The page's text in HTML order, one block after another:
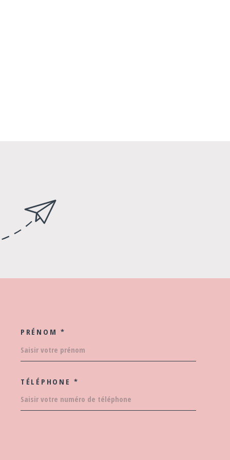
PRÉNOM *
TÉLÉPHONE *